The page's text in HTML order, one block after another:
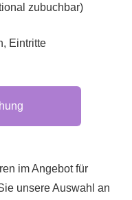
zubuchbar)
Eintritte
im Angebot für
unsere Auswahl an